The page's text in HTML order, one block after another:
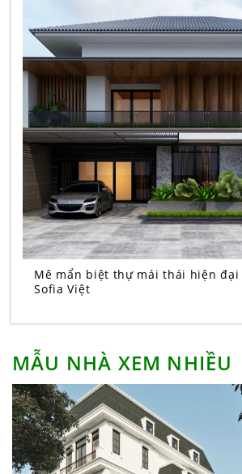
Mê mẩn biệt thự mái thái hiện đại
Sofia Việt
MẪU NHÀ XEM NHIỀU